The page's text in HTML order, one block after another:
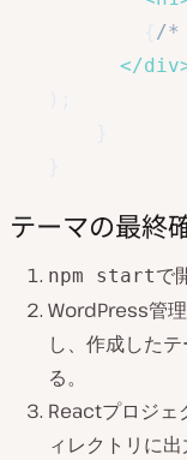
/*
</div
テーマの最終
npm startで
WordPress管
し、作成した
る。
Reactプロジェ
ィレクトリに